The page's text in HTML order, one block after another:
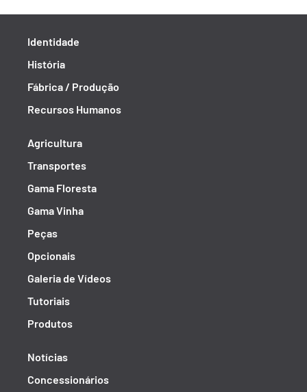
Identidade
História
Fábrica / Produção
Recursos Humanos
Agricultura
Transportes
Gama Floresta
Gama Vinha
Peças
Opcionais
Galeria de Vídeos
Tutoriais
Produtos
Notícias
Concessionários